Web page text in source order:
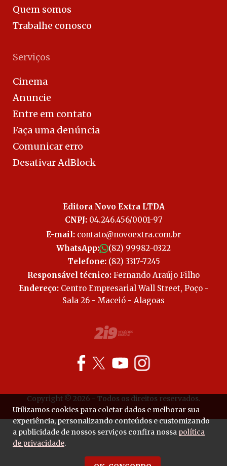
Quem somos
Trabalhe conosco
Serviços
Cinema
Anuncie
Entre em contato
Faça uma denúncia
Comunicar erro
Desativar AdBlock
Editora Novo Extra LTDA
CNPJ:04.246.456/0001-97
E-mail: contato@novoextra.com.br
WhatsApp:
(82) 99982-0322
Telefone:(82) 3317-7245
Responsável técnico: Fernando Araújo Filho
Endereço:Centro Empresarial Wall Street, Poço -
Sala 26 - Maceió - Alagoas
Copyright © 2026 - Todos os direitos reservados.
Utilizamos cookies para coletar dados e melhorar sua
experiência, personalizando conteúdos e customizando
a publicidade de nossos serviços confira nossa política
de privacidade.